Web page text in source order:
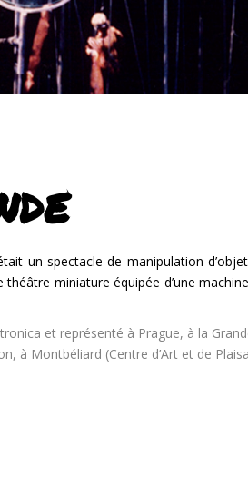
un spectacle de manipulation
miniature équipée d’une
et représenté à Prague, à la
à Montbéliard (Centre d’Art et de